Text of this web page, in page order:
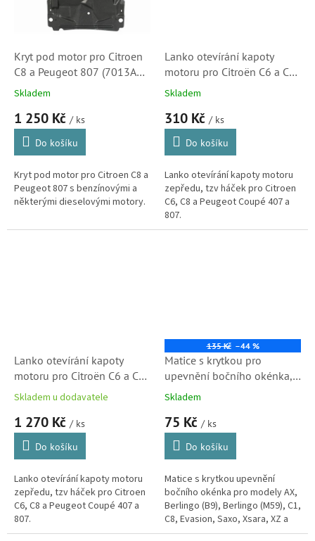
Kryt pod motor pro Citroen
C8 a Peugeot 807 (7013AR,
1643344)
Skladem
1 250 Kč / ks
Do košíku
Kryt pod motor pro Citroen C8 a
Peugeot 807 s benzínovými a
některými dieselovými motory.
Lanko otevírání kapoty
motoru pro Citroën C6 a C8
(Peugeot 807, 407 coupé,
EZCCT006, PR1501327)
Skladem
310 Kč / ks
Do košíku
Lanko otevírání kapoty motoru
zepředu, tzv háček pro Citroen
C6, C8 a Peugeot Coupé 407 a
807.
Lanko otevírání kapoty
motoru pro Citroën C6 a C8
(Peugeot 807, 407 kupé,
Skladem u dodavatele
1 270 Kč / ks
Do košíku
Lanko otevírání kapoty motoru
zepředu, tzv háček pro Citroen
C6, C8 a Peugeot Coupé 407 a
807.
135 Kč –44 %
Matice s krytkou pro
upevnění bočního okénka,
Citroen Berlingo, Peugeot
Skladem
75 Kč / ks
Do košíku
Matice s krytkou upevnění
bočního okénka pro modely AX,
Berlingo (B9), Berlingo (M59), C1,
C8, Evasion, Saxo, Xsara, XZ a
pro Peugeot 106, 107, 205, 206,